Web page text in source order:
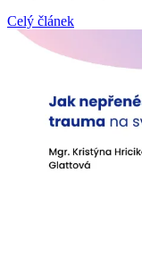
Celý článek